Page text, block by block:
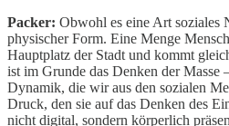
Packer: Obwohl es eine Art soziales
physischer Form. Eine Menge
Hauptplatz der Stadt und kommt
ist im Grunde das Denken der Masse
Dynamik, die wir aus den sozialen
Druck, den sie auf das Denken des
nicht digital, sondern körperlich